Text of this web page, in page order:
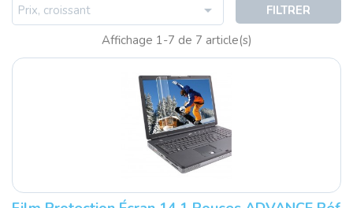
Prix, croissant 
FILTRER
Affichage 1-7 de 7 article(s)